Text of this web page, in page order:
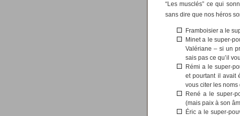
“Les musclés” ce qui
sans dire que nos héros
Framboisier a le
Minet a le super-
Valériane – si un
sais pas ce qu’il
Rémi a le super-
et pourtant il avait
vous citer les noms
René a le super-
(mais paix à son
Éric a le super-